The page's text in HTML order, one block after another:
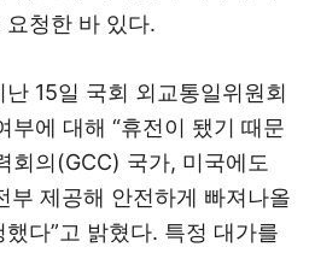
청한 바 있다.
15일 국회 외교통일위원회
부에 대해 “휴전이 됐기 때문
회의(GCC) 국가, 미국에도
부 제공해 안전하게 빠져나올
다”고 밝혔다. 특정 대가를